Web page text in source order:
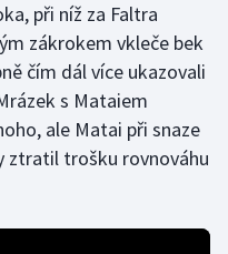
při níž za Faltra
zákrokem vkleče bek
čím dál více ukazovali
s Mataiem
ale Matai při snaze
ztratil trošku rovnováhu